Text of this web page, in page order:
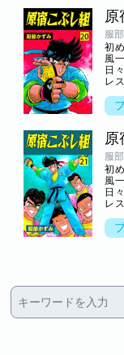
が
巨
原
服
初
風
日
レ
端
ら
が
巨
原
服
初
風
日
レ
端
ら